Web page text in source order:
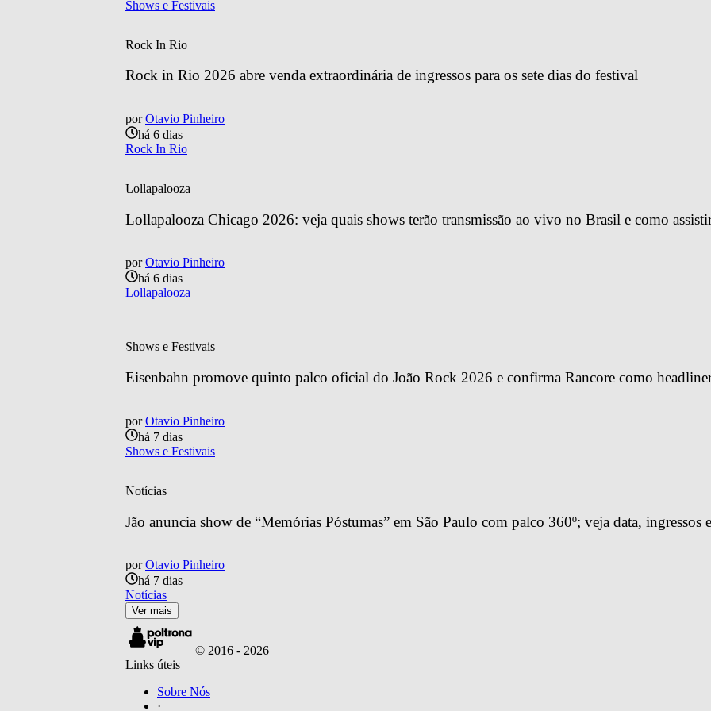
Shows e Festivais
Rock In Rio
Rock in Rio 2026 abre venda extraordinária de ingressos para os sete dias do festival
por Otavio Pinheiro
há 6 dias
Rock In Rio
Lollapalooza
Lollapalooza Chicago 2026: veja quais shows terão transmissão ao vivo no Brasil e como
por Otavio Pinheiro
há 6 dias
Lollapalooza
Shows e Festivais
Eisenbahn promove quinto palco oficial do João Rock 2026 e confirma Rancore como
por Otavio Pinheiro
há 7 dias
Shows e Festivais
Notícias
Jão anuncia show de “Memórias Póstumas” em São Paulo com palco 360º; veja data, ingressos
por Otavio Pinheiro
há 7 dias
Notícias
Ver mais
© 2016 - 2026
Links úteis
Sobre Nós
·